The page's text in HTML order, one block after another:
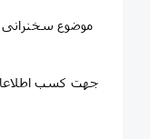
🔴موضوع